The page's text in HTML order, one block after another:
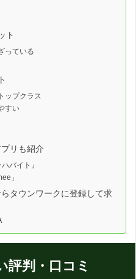
ト
っている
ップクラス
すい
リも紹介
バイト』
」
タウンワークに登録して求
評判・口コミ